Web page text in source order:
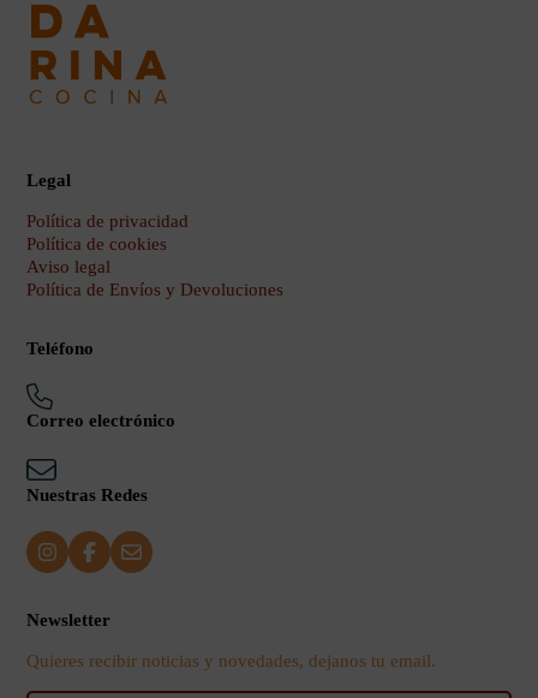
Legal
Política de privacidad
Política de cookies
Aviso legal
Política de Envíos y Devoluciones
Teléfono
Correo electrónico
Nuestras Redes
Newsletter
Quieres recibir noticias y novedades, dejanos tu email.